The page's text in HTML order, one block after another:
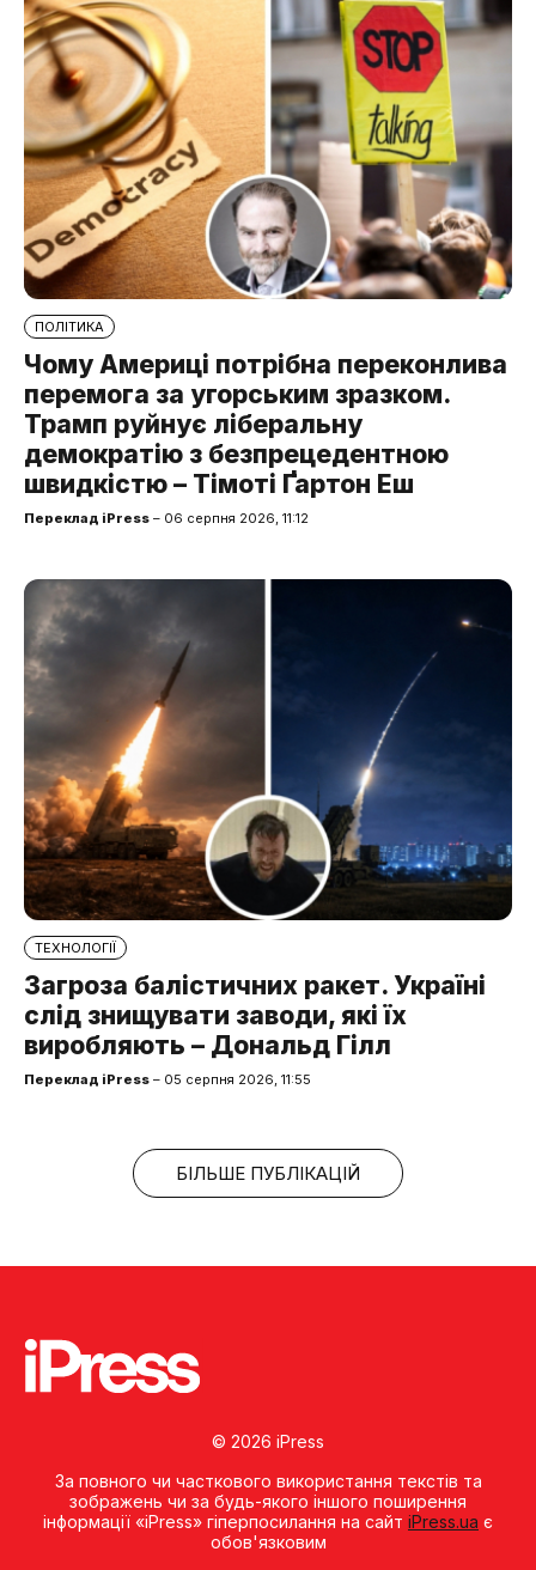
ПОЛІТИКА
Чому Америці потрібна переконлива
перемога за угорським зразком.
Трамп руйнує ліберальну
демократію з безпрецедентною
швидкістю – Тімоті Ґартон Еш
Переклад iPress – 06 серпня 2026, 11:12
ТЕХНОЛОГІЇ
Загроза балістичних ракет. Україні
слід знищувати заводи, які їх
виробляють – Дональд Гілл
Переклад iPress – 05 серпня 2026, 11:55
БІЛЬШЕ ПУБЛІКАЦІЙ
© 2026 iPress
За повного чи часткового використання текстів та
зображень чи за будь-якого іншого поширення
інформації «iPress» гіперпосилання на сайт iPress.ua є
обов'язковим